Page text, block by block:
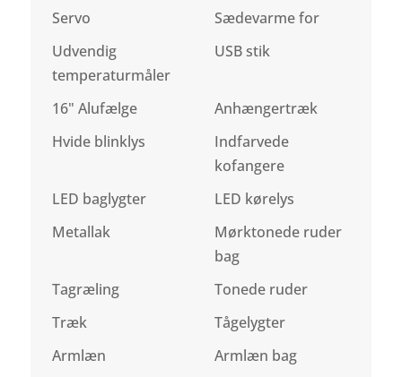
Servo
Sædevarme for
Udvendig
temperaturmåler
USB stik
16" Alufælge
Anhængertræk
Hvide blinklys
Indfarvede
kofangere
LED baglygter
LED kørelys
Metallak
Mørktonede ruder
bag
Tagræling
Tonede ruder
Træk
Tågelygter
Armlæn
Armlæn bag